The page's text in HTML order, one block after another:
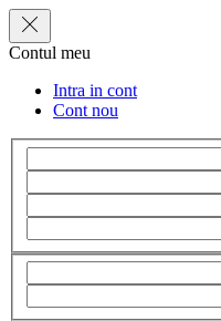
Contul meu
Intra in cont
Cont nou